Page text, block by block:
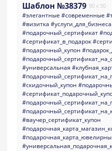
Шаблон №38379 90 x 50
#элегантные #современные
#визитка #услуги_для_бизнеса
#подарочный_сертификат
#сертификат_в_подарок
#подарочный_купон
#универсальная
#скидочный_купон
#ваучер_сертификат_купон